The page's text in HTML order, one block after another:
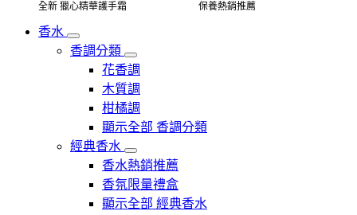
全新 獵心精華護手霜 保養熱銷推薦
香水
香調分類
花香調
木質調
柑橘調
顯示全部 香調分類
經典香水
香水熱銷推薦
香氛限量禮盒
顯示全部 經典香水